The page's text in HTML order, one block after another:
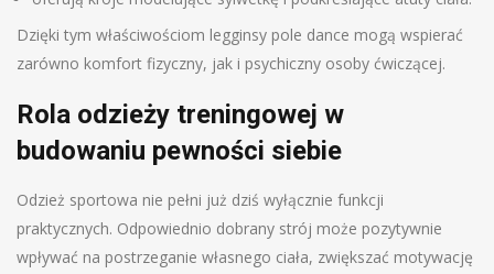
Dzięki tym właściwościom legginsy pole dance mogą wspierać
zarówno komfort fizyczny, jak i psychiczny osoby ćwiczącej.
Rola odzieży treningowej w
budowaniu pewności siebie
Odzież sportowa nie pełni już dziś wyłącznie funkcji
praktycznych. Odpowiednio dobrany strój może pozytywnie
wpływać na postrzeganie własnego ciała, zwiększać motywację